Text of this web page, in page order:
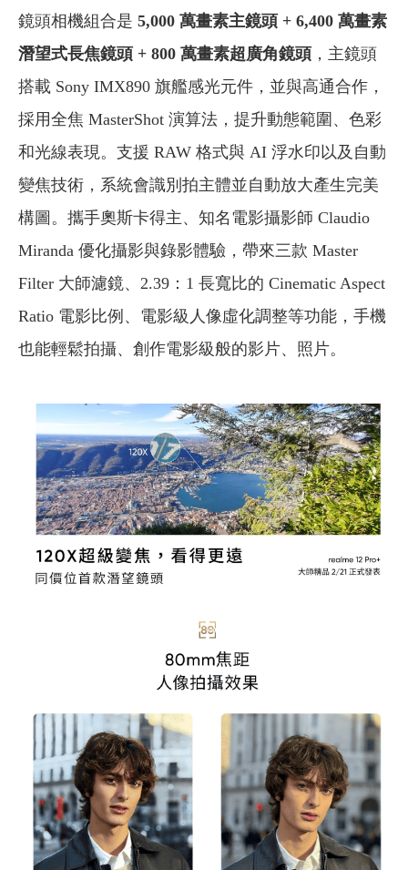
鏡頭相機組合是 5,000 萬畫素主鏡頭 + 6,400 萬畫素
潛望式長焦鏡頭 + 800 萬畫素超廣角鏡頭 ，主鏡頭
搭載 Sony IMX890 旗艦感光元件，並與高通合作，
採用全焦 MasterShot 演算法，提升動態範圍、色彩
和光線表現。支援 RAW 格式與 AI 浮水印以及自動
變焦技術，系統會識別拍主體並自動放大產生完美
構圖。攜手奧斯卡得主、知名電影攝影師 Claudio
Miranda 優化攝影與錄影體驗，帶來三款 Master
Filter 大師濾鏡、2.39：1 長寬比的 Cinematic Aspect
Ratio 電影比例、電影級人像虛化調整等功能，手機
也能輕鬆拍攝、創作電影級般的影片、照片。